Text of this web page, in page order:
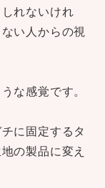
れないけれ
い人からの視
な感覚です。
に固定するタ
の製品に変え